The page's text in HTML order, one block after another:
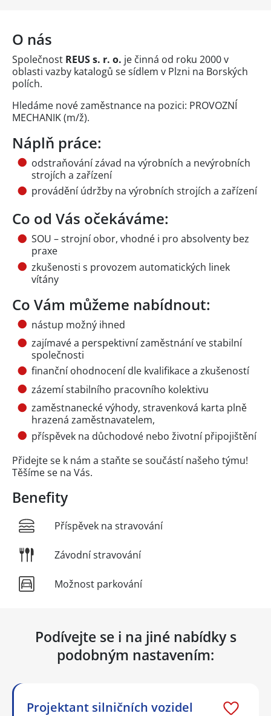
O nás
Společnost REUS s. r. o. je činná od roku 2000 v
oblasti vazby katalogů se sídlem v Plzni na Borských
polích.
Hledáme nové zaměstnance na pozici: PROVOZNÍ
MECHANIK (m/ž).
Náplň práce:
odstraňování závad na výrobních a nevýrobních
strojích a zařízení
provádění údržby na výrobních strojích a zařízení
Co od Vás očekáváme:
SOU – strojní obor, vhodné i pro absolventy bez
praxe
zkušenosti s provozem automatických linek
vítány
Co Vám můžeme nabídnout:
nástup možný ihned
zajímavé a perspektivní zaměstnání ve stabilní
společnosti
finanční ohodnocení dle kvalifikace a zkušeností
zázemí stabilního pracovního kolektivu
zaměstnanecké výhody, stravenková karta plně
hrazená zaměstnavatelem,
příspěvek na důchodové nebo životní připojištění
Přidejte se k nám a staňte se součástí našeho týmu!
Těšíme se na Vás.
Benefity
Příspěvek na stravování
Závodní stravování
Možnost parkování
Podívejte se i na jiné nabídky s
podobným nastavením:
Projektant silničních vozidel